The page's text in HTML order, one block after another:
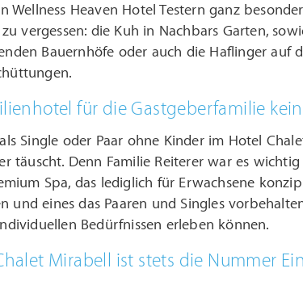
Wellness Heaven Hotel Testern ganz
vergessen: die Kuh in Nachbars Garten,
Bauernhöfe oder auch die Haflinger auf
für die Gastgeberfamilie
Single oder Paar ohne Kinder im Hotel
täuscht. Denn Familie Reiterer war es
Spa, das lediglich für Erwachsene
und eines das Paaren und Singles
Bedürfnissen erleben können.
Mirabell ist stets die Nummer